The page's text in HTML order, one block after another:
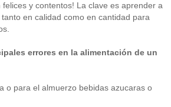
y contentos! La clave es aprender a
en calidad como en cantidad para
errores en la alimentación de un
o para el almuerzo bebidas azucaras o